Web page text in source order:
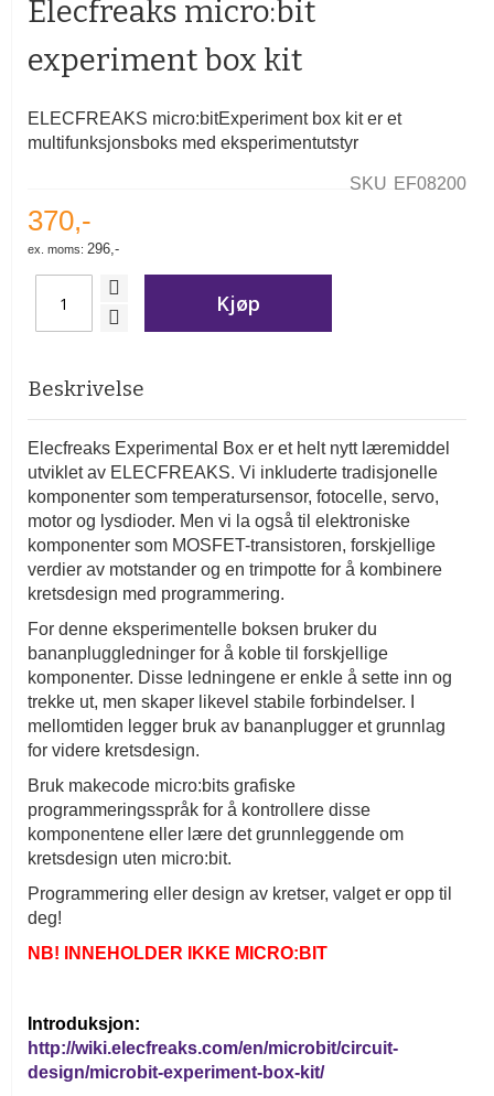
av
Elecfreaks micro:bit
experiment box kit
ELECFREAKS micro:bitExperiment box kit er et
multifunksjonsboks med eksperimentutstyr
SKU EF08200
370,-
296,-
Kjøp
Beskrivelse
Elecfreaks Experimental Box er et helt nytt læremiddel
utviklet av ELECFREAKS. Vi inkluderte tradisjonelle
komponenter som temperatursensor, fotocelle, servo,
motor og lysdioder. Men vi la også til elektroniske
komponenter som MOSFET-transistoren, forskjellige
verdier av motstander og en trimpotte for å kombinere
kretsdesign med programmering.
For denne eksperimentelle boksen bruker du
bananpluggledninger for å koble til forskjellige
komponenter. Disse ledningene er enkle å sette inn og
trekke ut, men skaper likevel stabile forbindelser. I
mellomtiden legger bruk av bananplugger et grunnlag
for videre kretsdesign.
Bruk makecode micro:bits grafiske
programmeringsspråk for å kontrollere disse
komponentene eller lære det grunnleggende om
kretsdesign uten micro:bit.
Programmering eller design av kretser, valget er opp til
deg!
NB! INNEHOLDER IKKE MICRO:BIT
Introduksjon:
http://wiki.elecfreaks.com/en/microbit/circuit-
design/microbit-experiment-box-kit/